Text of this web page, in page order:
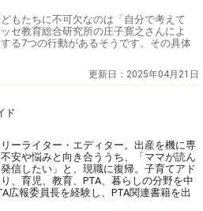
もたちに不可欠なのは「自分で考えて
セ教育総合研究所の庄子寛之さんによ
る7つの行動があるそうです。その具体
更新日： 2025年04月21日
ド
ーライター・エディター。出産を機に専
安や悩みと向き合ううち、「ママが読ん
信したい」と、現職に復帰。子育てアド
、育児、教育、PTA、暮らしの分野を中
広報委員長を経験し、PTA関連書籍を出